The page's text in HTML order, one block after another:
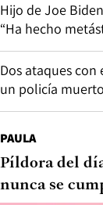
Hijo de Joe
“Ha hecho
Dos ataques
un policía
PAULA
Píldora del
nunca se